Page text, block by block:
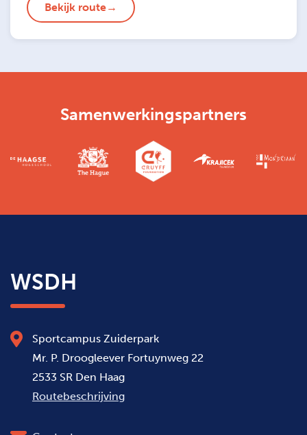
Bekijk route
Samenwerkingspartners
WSDH
Sportcampus Zuiderpark
Mr. P. Droogleever Fortuynweg 22
2533 SR Den Haag
Routebeschrijving